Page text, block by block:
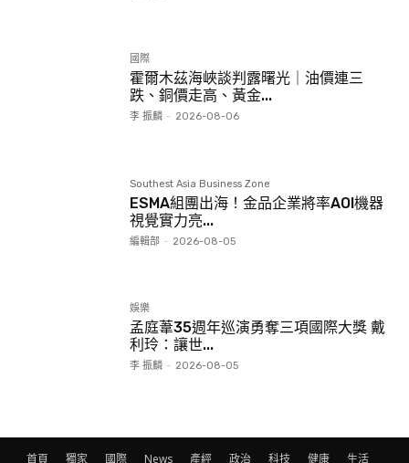
國際
霍爾木茲海峽談判露曙光｜油價連三
跌、銅價走高、黃金...
李 振麟 - 2026-08-06
Southest Asia Business Zone
ESMA組團出海！金品企業將率AOI機器
視覺實力亮...
編輯部 - 2026-08-05
娛樂
孟庭葦35週年巡演勇奪三項國際大獎 戴
利玲：讓世...
李 振麟 - 2026-08-05
首頁 獨家 國際 News 產經 政治 科技 健康 生活